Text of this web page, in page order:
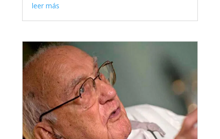
leer más